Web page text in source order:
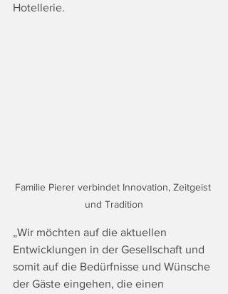
Hotellerie.
Familie Pierer verbindet Innovation, Zeitgeist
und Tradition
„Wir möchten auf die aktuellen
Entwicklungen in der Gesellschaft und
somit auf die Bedürfnisse und Wünsche
der Gäste eingehen, die einen